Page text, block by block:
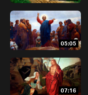
05:05
07:16